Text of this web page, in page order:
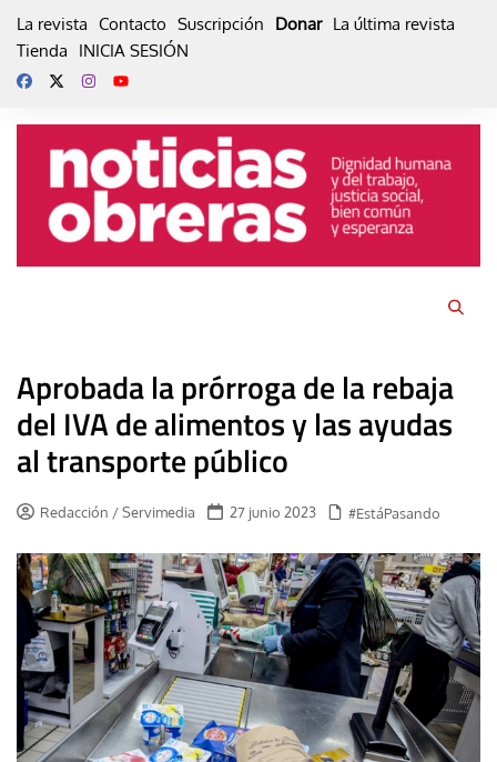
La revista Contacto Suscripción Donar La última revista
Tienda
INICIA SESIÓN
Aprobada la prórroga de la rebaja
del IVA de alimentos y las ayudas
al transporte público
Redacción / Servimedia 27 junio 2023 #EstáPasando